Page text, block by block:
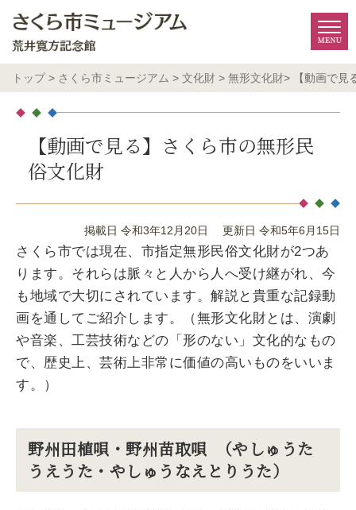
トップ> さくら市ミュージアム > 文化財 > 無形文化財> 【動画で見
【動画で見る】さくら市の無形民
俗文化財
掲載日 令和3年12月20日 更新日 令和5年6月15日
さくら市では現在、市指定無形民俗文化財が2つあ
ります。それらは脈々と人から人へ受け継がれ、今
も地域で大切にされています。解説と貴重な記録動
画を通してご紹介します。（無形文化財とは、演劇
や音楽、工芸技術などの「形のない」文化的なもの
で、歴史上、芸術上非常に価値の高いものをいいま
す。）
野州田植唄・野州苗取唄 （やしゅうた
うえうた・やしゅうなえとりうた）